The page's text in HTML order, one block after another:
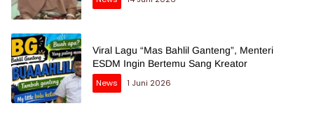
Viral Lagu “Mas Bahlil Ganteng”, Menteri
ESDM Ingin Bertemu Sang Kreator
News
1 Juni 2026